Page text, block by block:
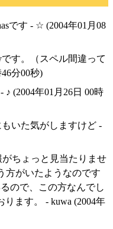
です - ☆ (2004年01月08
す。（スペル間違って
分00秒)
(2004年01月26日 00時
いた気がしますけど -
ちょっと見当たりませ
方がいたようなのです
ので、この方なんでし
ます。 - kuwa (2004年